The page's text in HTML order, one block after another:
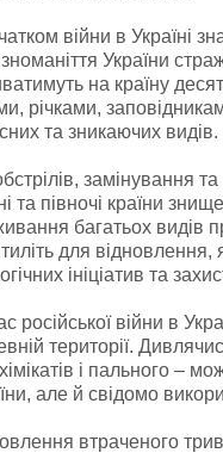
війни в Україні
України
на країну
річками,
та зникаючих видів.
замінування
та півночі країни
багатьох видів
для
ініціатив та
російської війни в
території.
і пального –
але й свідомо
втраченого